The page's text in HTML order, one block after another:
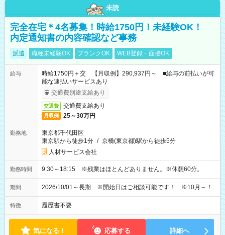
未読
完全在宅＊4名募集！時給1750円！未経験OK！
内定通知書の内容確認など事務
派遣 職種未経験OK ブランクOK WEB登録・面接OK
給与
時給1750円＋交 【月収例】290,937円～ ■給与の前払いが可
能な速払いサービスあり
交通費別途支給あり
交通費 交通費支給あり
月収例 25～30万円
勤務地
東京都千代田区
東京駅から徒歩1分 / 京橋(東京都)駅から徒歩5分
人材サービス会社
勤務時間 9:30～18:15 ※残業はほとんどありません。※休憩60分。
期間 2026/10/01～長期 ※開始日はご相談可能です！ ※10月～！
特徴 履歴書不要
気になる！ 応募する 詳細へ